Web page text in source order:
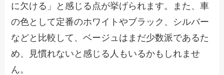
に欠ける」と感じる点が挙げられます。また、車
の色として定番のホワイトやブラック、シルバー
などと比較して、ベージュはまだ少数派であるた
め、見慣れないと感じる人もいるかもしれませ
ん。